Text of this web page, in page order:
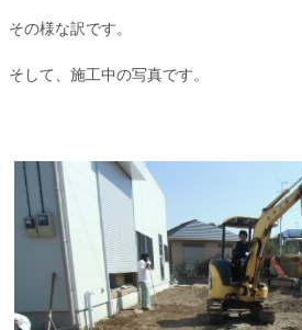
その様な訳です。
そして、施工中の写真です。